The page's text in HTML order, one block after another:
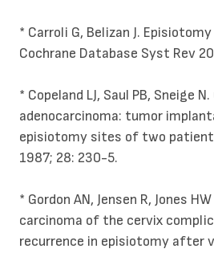
* Carroli G, Belizan J.
Cochrane Database Syst Rev
* Copeland LJ, Saul PB, Sneige
adenocarcinoma: tumor
episiotomy sites of two
1987; 28: 230-5.
* Gordon AN, Jensen R, Jones
carcinoma of the cervix
recurrence in episiotomy after